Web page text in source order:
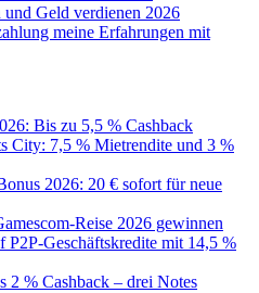
Geld verdienen 2026
meine Erfahrungen mit
Bis zu 5,5 % Cashback
City: 7,5 % Mietrendite und 3 %
2026: 20 € sofort für neue
Reise 2026 gewinnen
P2P-Geschäftskredite mit 14,5 %
2 % Cashback – drei Notes